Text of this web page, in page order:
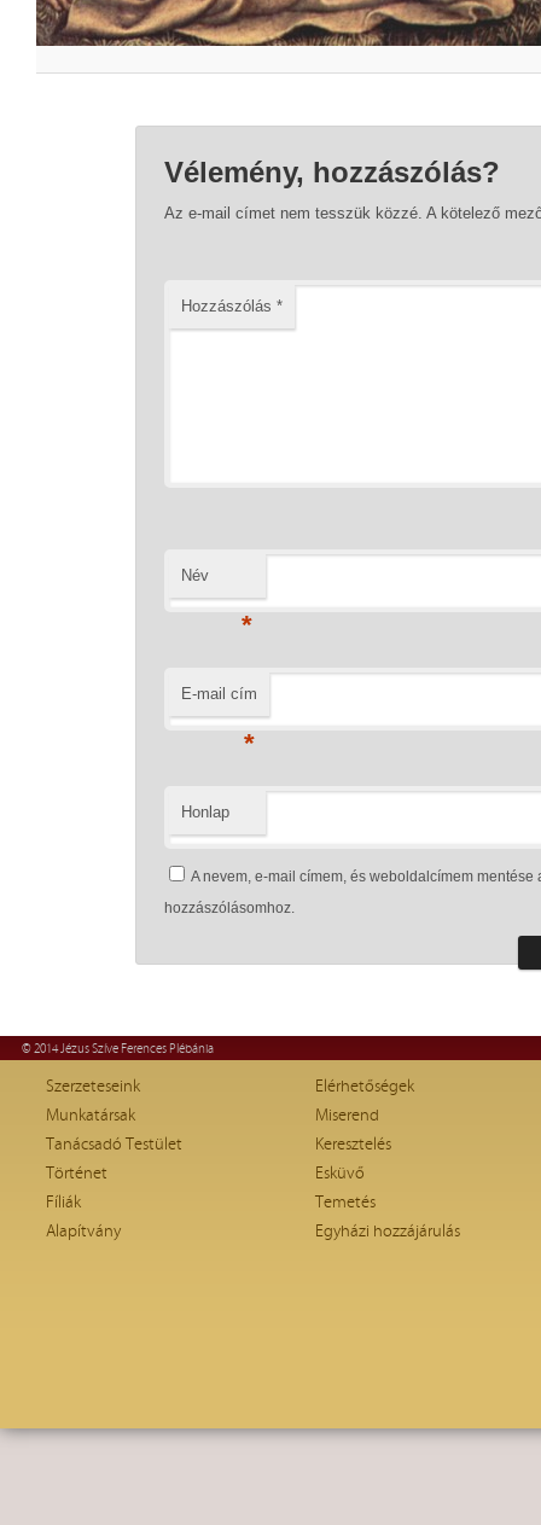
Vélemény, hozzászólás?
Az e-mail címet nem tesszük közzé. A kötelező
Hozzászólás *
Név
*
E-mail cím
*
Honlap
A nevem, e-mail címem, és weboldalcímem
hozzászólásomhoz.
© 2014 Jézus Szíve Ferences Plébánia
Szerzeteseink
Munkatársak
Tanácsadó Testület
Történet
Fíliák
Alapítvány
Elérhetőségek
Miserend
Keresztelés
Esküvő
Temetés
Egyházi hozzájárulás